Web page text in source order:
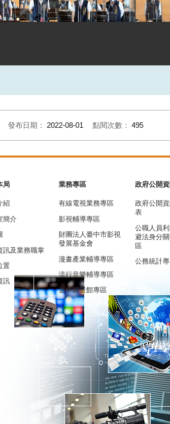
發布日期： 2022-08-01 點閱次數： 495
局
紹
簡介
訊及業務職掌
置
訊
業務專區
有線電視業務專區
影視輔導專區
財團法人臺中市影視
發展基金會
漫畫產業輔導專區
流行音樂輔導專區
臺中願景館專區
政府公開
政府公開
表
公職人員
避法身分
區
公務統計